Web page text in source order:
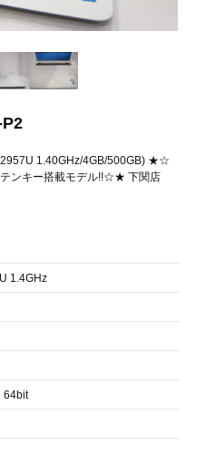
1.40GHz/4GB/500GB) ★☆
ンキー搭載モデル!!☆★ 下関店
1.4GHz
64bit